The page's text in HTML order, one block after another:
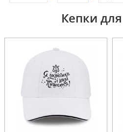
Кепки